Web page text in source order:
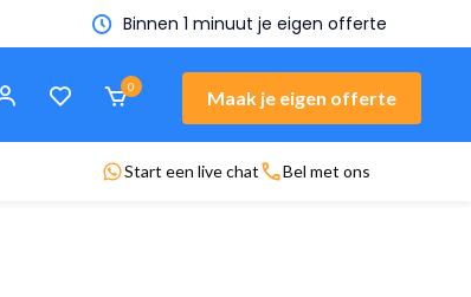
0 Maak je eigen offerte
Start een live chat Bel met ons